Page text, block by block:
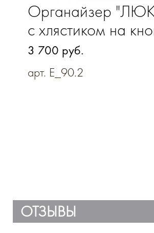
Органайзер
с хлястиком на
3 700 руб.
арт. E_90.2
ОТЗЫВЫ